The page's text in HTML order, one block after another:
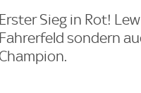
Erster Sieg in Rot!
Fahrerfeld sondern